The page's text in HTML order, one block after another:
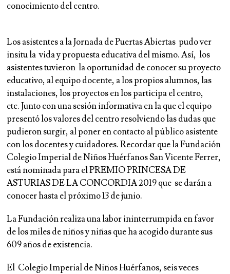
conocimiento del centro.
Los asistentes a la Jornada de Puertas Abiertas pudo ver
insitu la vida y propuesta educativa del mismo. Así, los
asistentes tuvieron la oportunidad de conocer su proyecto
educativo, al equipo docente, a los propios alumnos, las
instalaciones, los proyectos en los participa el centro,
etc. Junto con una sesión informativa en la que el equipo
presentó los valores del centro resolviendo las dudas que
pudieron surgir, al poner en contacto al público asistente
con los docentes y cuidadores. Recordar que la Fundación
Colegio Imperial de Niños Huérfanos San Vicente Ferrer,
está nominada para el PREMIO PRINCESA DE
ASTURIAS DE LA CONCORDIA 2019 que se darán a
conocer hasta el próximo 13 de junio.
La Fundación realiza una labor ininterrumpida en favor
de los miles de niños y niñas que ha acogido durante sus
609 años de existencia.
El Colegio Imperial de Niños Huérfanos, seis veces